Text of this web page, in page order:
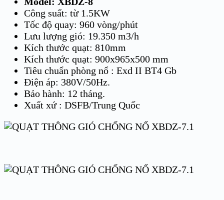
Công suất: từ 1.5KW
Tốc độ quay: 960 vòng/phút
Lưu lượng gió: 19.350 m3/h
Kích thước quạt: 810mm
Kích thước quạt: 900x965x500 mm
Tiêu chuẩn phòng nổ : Exd II BT4 Gb
Điện áp: 380V/50Hz.
Bảo hành: 12 tháng.
Xuất xứ : DSFB/Trung Quốc